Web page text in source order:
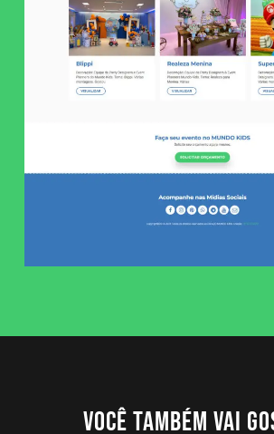
VOCÊ TAMBÉM VAI